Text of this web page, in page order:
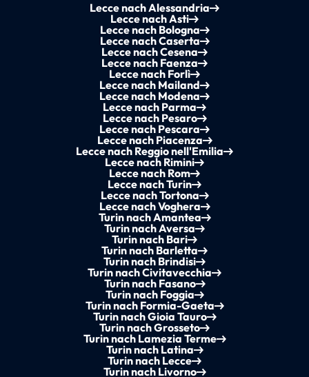
Lecce nach Alessandria
Lecce nach Asti
Lecce nach Bologna
Lecce nach Caserta
Lecce nach Cesena
Lecce nach Faenza
Lecce nach Forlì
Lecce nach Mailand
Lecce nach Modena
Lecce nach Parma
Lecce nach Pesaro
Lecce nach Pescara
Lecce nach Piacenza
Lecce nach Reggio nell'Emilia
Lecce nach Rimini
Lecce nach Rom
Lecce nach Turin
Lecce nach Tortona
Lecce nach Voghera
Turin nach Amantea
Turin nach Aversa
Turin nach Bari
Turin nach Barletta
Turin nach Brindisi
Turin nach Civitavecchia
Turin nach Fasano
Turin nach Foggia
Turin nach Formia-Gaeta
Turin nach Gioia Tauro
Turin nach Grosseto
Turin nach Lamezia Terme
Turin nach Latina
Turin nach Lecce
Turin nach Livorno